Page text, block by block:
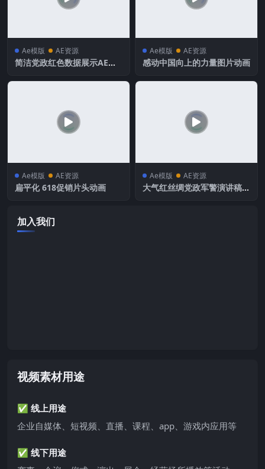
Ae模版 AE资源
简洁党政红色数据展示AE模
Ae模版 AE资源
感动中国向上的力量图片动画
Ae模版 AE资源
扁平化 618促销片头动画
Ae模版 AE资源
大气红丝绸党政军警演讲稿展
加入我们
视频素材用途
✅ 线上用途
企业自媒体、短视频、直播、课程、app、游戏内应用等
✅ 线下用途